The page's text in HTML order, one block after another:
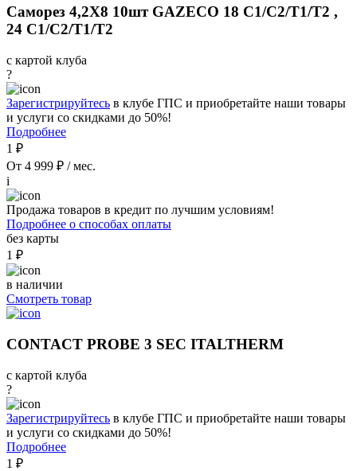
Саморез 4,2Х8 10шт GAZECO 18 С1/С2/Т1/Т2 ,
24 С1/С2/Т1/Т2
с картой клуба
?
Зарегистрируйтесь в клубе ГПС и приобретайте наши товары
и услуги со скидками до 50%!
Подробнее
1 ₽
От 4 999 ₽ / мес.
i
Продажа товаров в кредит по лучшим условиям!
Подробнее о способах оплаты
без карты
1 ₽
в наличии
Смотреть товар
CONTACT PROBE 3 SEC ITALTHERM
с картой клуба
?
Зарегистрируйтесь в клубе ГПС и приобретайте наши товары
и услуги со скидками до 50%!
Подробнее
1 ₽